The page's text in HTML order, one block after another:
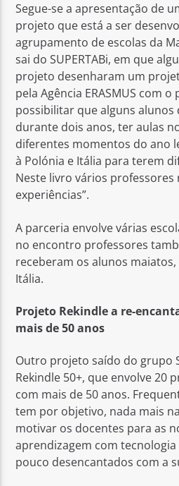
Segue-se a apresentação de
projeto que está a ser
agrupamento de escolas da
sai do SUPERTABi, em que
projeto desenharam um
pela Agência ERASMUS com
possibilitar que alguns alunos
durante dois anos, ter aulas
diferentes momentos do ano
à Polónia e Itália para terem
Neste livro vários professores
experiências”.
A parceria envolve várias
no encontro professores
receberam os alunos
Itália.
Projeto Rekindle a re-
mais de 50 anos
Outro projeto saído do grupo
Rekindle 50+, que envolve 20
com mais de 50 anos.
tem por objetivo, nada mais
motivar os docentes para as
aprendizagem com
pouco desencantados com a